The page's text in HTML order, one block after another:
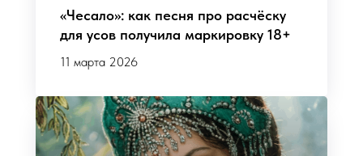
«Чесало»: как песня про расчёску
для усов получила маркировку 18+
11 марта 2026